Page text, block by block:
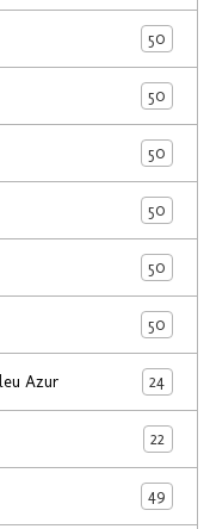
50
50
50
50
50
50
Azur 24
22
49